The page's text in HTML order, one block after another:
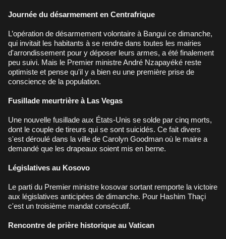
Journée du désarmement en Centrafrique
L’opération de désarmement volontaire à Bangui ce dimanche,
qui invitait les habitants à se rendre dans toutes les mairies
d'arrondissement pour y déposer leurs armes, a été finalement
peu suivi. Mais le Premier ministre André Nzapayéké reste
optimiste et pense qu'il y a bien eu une première prise de
conscience de la population.
Fusillade meurtrière à Las Vegas
Une nouvelle fusillade aux États-Unis se solde par cinq morts,
dont le couple de tireurs qui se sont suicidés. Ce fait divers
s'est déroulé dans la ville de Carolyn Goodman où le maire a
demandé que les drapeaux soient mis en berne.
Législatives au Kosovo
Le parti du Premier ministre kosovar sortant remporte la victoire
aux législatives anticipées de dimanche. Pour Hashim Thaçi
c'est un troisième mandat consécutif.
Rencontre de prière historique au Vatican